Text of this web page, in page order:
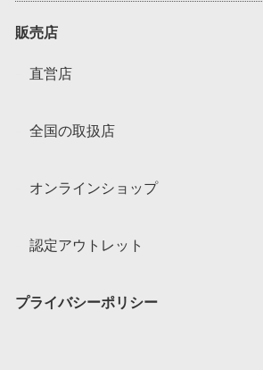
販売店
直営店
全国の取扱店
オンラインショップ
認定アウトレット
プライバシーポリシー